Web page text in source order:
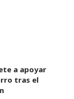
a apoyar
tras el